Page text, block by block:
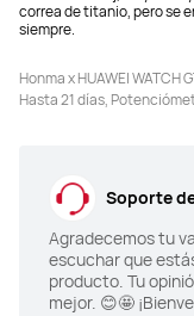
Hasta 12 días con uso
Hasta 7 días con AOD
L5 de doble
banda)/GLONASS/BeiDou
+ B2a de triple banda)/
E5a de doble banda)/
de doble banda)/
correa de titanio, pero se
siempre.
Honma x HUAWEI WATCH
Hasta 21 días,
Soporte
Agradecemos tu
escuchar que
producto. Tu
mejor. 😊🤩